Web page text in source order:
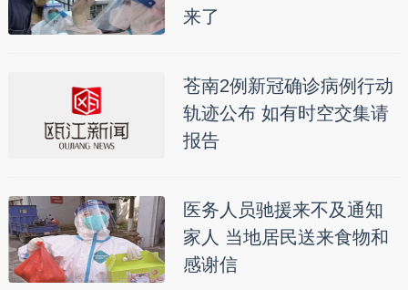
来了
苍南2例新冠确诊病例行动
轨迹公布 如有时空交集请
报告
医务人员驰援来不及通知
家人 当地居民送来食物和
感谢信